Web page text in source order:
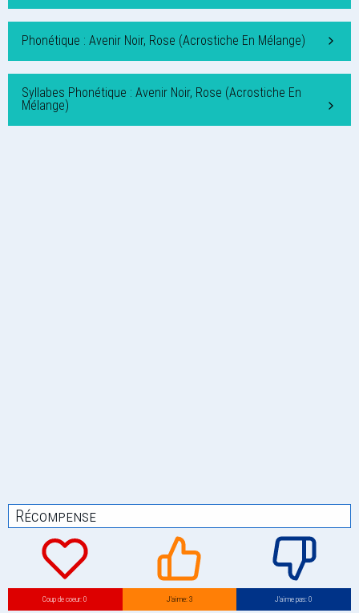
Phonétique : Avenir Noir, Rose (Acrostiche En Mélange)
Syllabes Phonétique : Avenir Noir, Rose (Acrostiche En
Mélange)
Récompense
Coup de coeur: 0 J’aime: 3 J’aime pas: 0